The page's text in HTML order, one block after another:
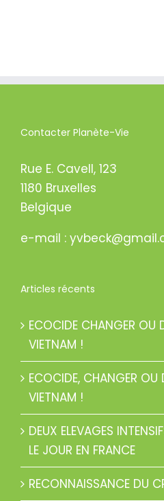
Contacter Planète-Vie
Rue E. Cavell, 123
1180 Bruxelles
Belgique
e-mail :
Articles récents
ECOCIDE CHANGER OU
VIETNAM !
ECOCIDE, CHANGER OU
VIETNAM !
DEUX ELEVAGES
LE JOUR EN FRANCE
RECONNAISSANCE DU